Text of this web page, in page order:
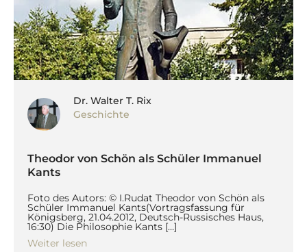
Dr. Walter T. Rix
Geschichte
Theodor von Schön als Schüler Immanuel
Kants
Foto des Autors: © I.Rudat Theodor von Schön als
Schüler Immanuel Kants(Vortragsfassung für
Königsberg, 21.04.2012, Deutsch-Russisches Haus,
16:30) Die Philosophie Kants […]
Weiter lesen